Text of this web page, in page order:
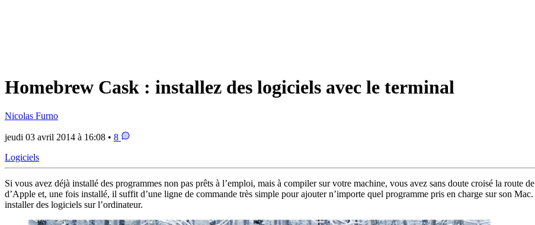
Homebrew Cask : installez des logiciels avec le terminal
Nicolas Furno
jeudi 03 avril 2014 à 16:08 • 8
Logiciels
Si vous avez déjà installé des programmes non pas prêts à l’emploi, mais à compiler sur votre machine, vous avez sans doute croisé la route de
d’Apple et, une fois installé, il suffit d’une ligne de commande très simple pour ajouter n’importe quel programme pris en charge sur son Mac.
installer des logiciels sur l’ordinateur.